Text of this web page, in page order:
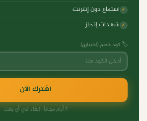
✓ استماع دون إنترنت
✓ شهادات إنجاز
🏷️ كود خصم (اختياري)
اشترك الآن
7 أيام مجاناً · إلغاء في أي وقت